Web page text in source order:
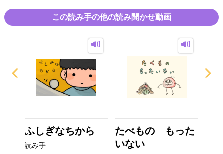
この読み手の他の読み聞かせ動画
ふしぎなちから
読み手
たべもの もった
いない